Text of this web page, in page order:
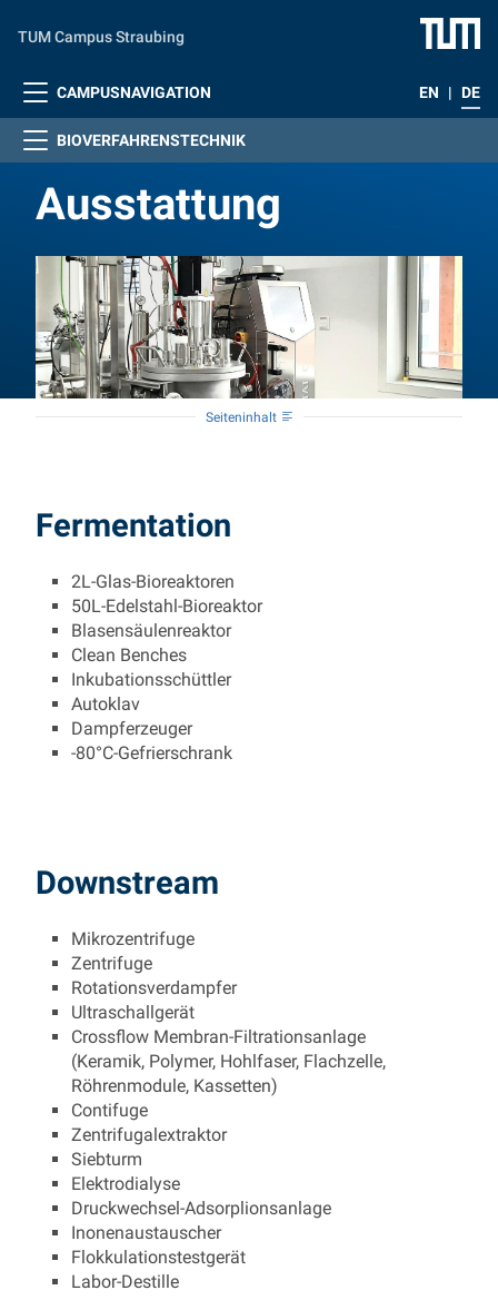
TUM Campus Straubing
CAMPUSNAVIGATION EN | DE
BIOVERFAHRENSTECHNIK
Ausstattung
Seiteninhalt
Fermentation
2L-Glas-Bioreaktoren
50L-Edelstahl-Bioreaktor
Blasensäulenreaktor
Clean Benches
Inkubationsschüttler
Autoklav
Dampferzeuger
-80°C-Gefrierschrank
Downstream
Mikrozentrifuge
Zentrifuge
Rotationsverdampfer
Ultraschallgerät
Crossflow Membran-Filtrationsanlage
(Keramik, Polymer, Hohlfaser, Flachzelle,
Röhrenmodule, Kassetten)
Contifuge
Zentrifugalextraktor
Siebturm
Elektrodialyse
Druckwechsel-Adsorplionsanlage
Inonenaustauscher
Flokkulationstestgerät
Labor-Destille